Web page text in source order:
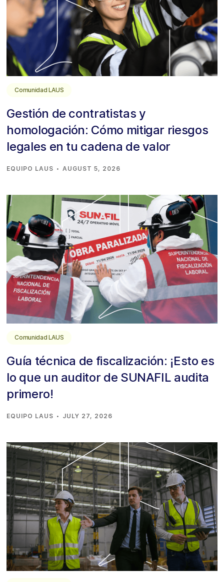
Comunidad LAUS
Gestión de contratistas y
homologación: Cómo mitigar riesgos
legales en tu cadena de valor
EQUIPO LAUS · AUGUST 5, 2026
Comunidad LAUS
Guía técnica de fiscalización: ¡Esto es
lo que un auditor de SUNAFIL audita
primero!
EQUIPO LAUS · JULY 27, 2026